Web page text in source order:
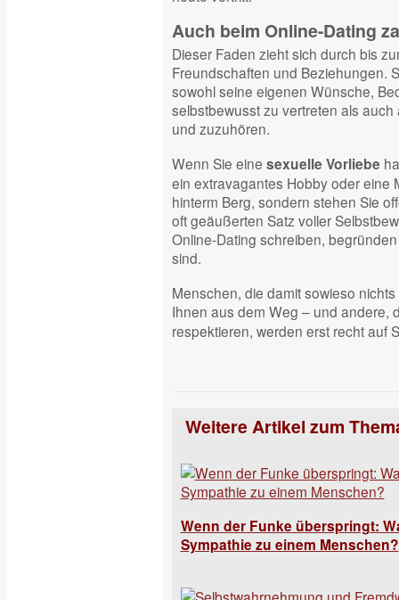
Auch beim Online-Dating
Dieser Faden zieht sich durch bis
Freundschaften und Beziehungen.
sowohl seine eigenen Wünsche,
selbstbewusst zu vertreten als
und zuzuhören.
Wenn Sie eine sexuelle Vorliebe
ein extravagantes Hobby oder eine
hinterm Berg, sondern stehen Sie
oft geäußerten Satz voller
Online-Dating schreiben,
sind.
Menschen, die damit sowieso
Ihnen aus dem Weg – und andere,
respektieren, werden erst recht auf
Weitere Artikel zum
Wenn der Funke überspringt:
Sympathie zu einem Menschen?